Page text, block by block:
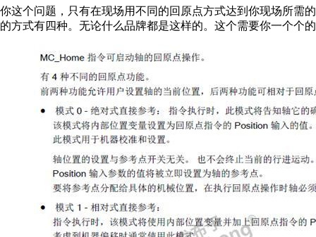
你这个问题，只有在现场用不同的回原点方式达到你现场所需
的方式有四种。无论什么品牌都是这样的。这个需要你一个个